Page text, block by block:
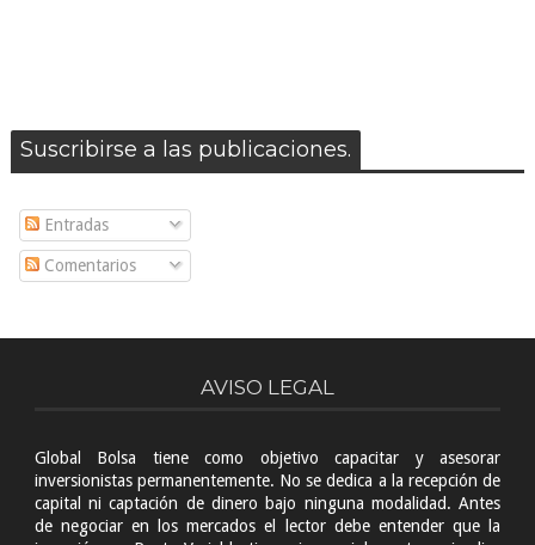
Suscribirse a las publicaciones.
Entradas
Comentarios
AVISO LEGAL
Global Bolsa tiene como objetivo capacitar y asesorar
inversionistas permanentemente. No se dedica a la recepción de
capital ni captación de dinero bajo ninguna modalidad. Antes
de negociar en los mercados el lector debe entender que la